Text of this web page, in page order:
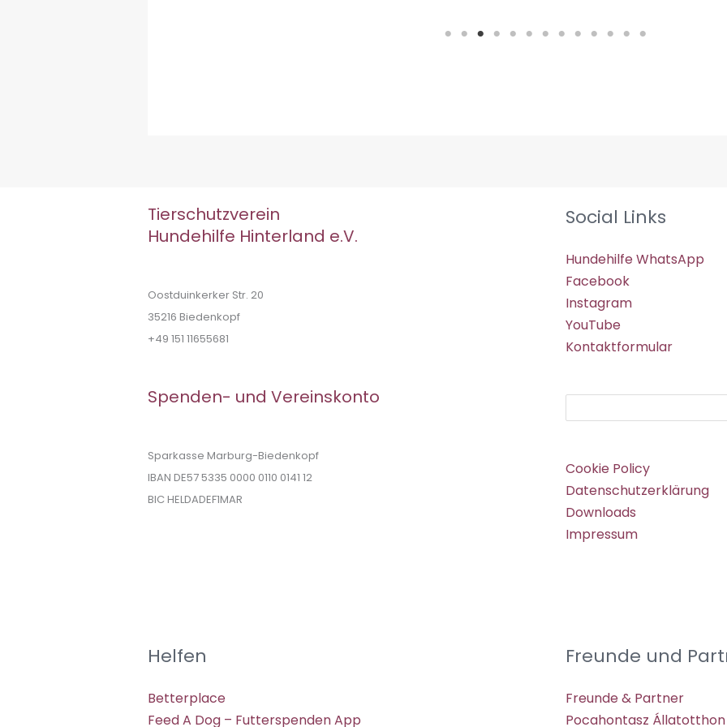
Tierschutzverein
Hundehilfe Hinterland e.V.
Oostduinkerker Str. 20
35216 Biedenkopf
+49 151 11655681
Spenden- und Vereinskonto
Sparkasse Marburg-Biedenkopf
IBAN DE57 5335 0000 0110 0141 12
BIC HELDADEF1MAR
Social Links
Hundehilfe WhatsApp
Facebook
Instagram
YouTube
Kontaktformular
Cookie Policy
Datenschutzerklärung
Downloads
Impressum
Helfen
Betterplace
Feed A Dog – Futterspenden App
Freunde und
Freunde & Partner
Pocahontasz Állatotthon